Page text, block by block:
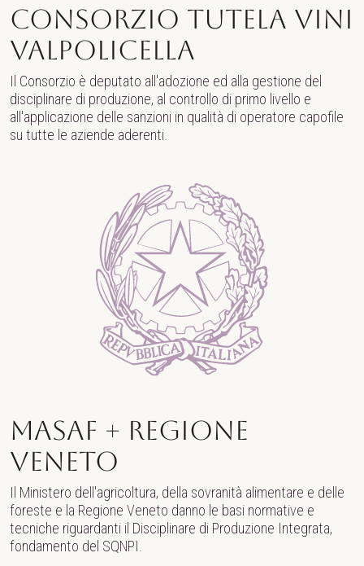
Consorzio Tutela Vini
Valpolicella
Il Consorzio è deputato all'adozione ed alla gestione del
disciplinare di produzione, al controllo di primo livello e
all'applicazione delle sanzioni in qualità di operatore capofile
su tutte le aziende aderenti.
MASAF + Regione
Veneto
Il Ministero dell'agricoltura, della sovranità alimentare e delle
foreste e la Regione Veneto danno le basi normative e
tecniche riguardanti il Disciplinare di Produzione Integrata,
fondamento del SQNPI.